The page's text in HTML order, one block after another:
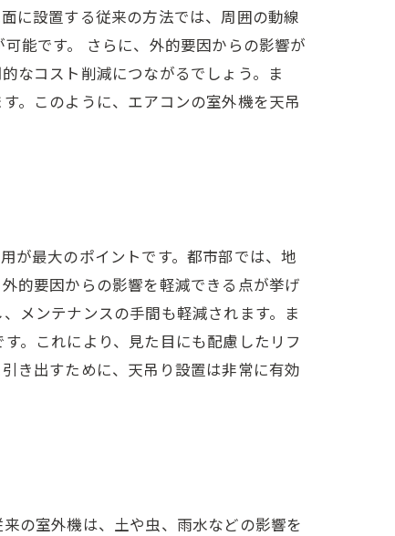
に設置する従来の方法では、周囲の動線
能です。 さらに、外的要因からの影響が
なコスト削減につながるでしょう。ま
。このように、エアコンの室外機を天吊
が最大のポイントです。都市部では、地
的要因からの影響を軽減できる点が挙げ
メンテナンスの手間も軽減されます。ま
。これにより、見た目にも配慮したリフ
き出すために、天吊り設置は非常に有効
の室外機は、土や虫、雨水などの影響を